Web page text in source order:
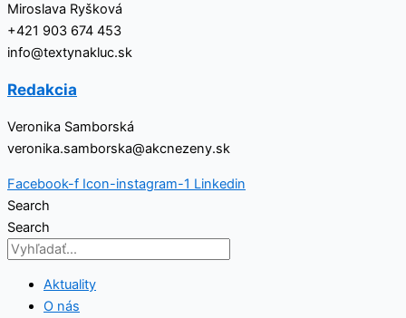
Miroslava Ryšková
+421 903 674 453
info@textynakluc.sk
Redakcia
Veronika Samborská
veronika.samborska@akcnezeny.sk
Facebook-f Icon-instagram-1 Linkedin
Search
Search
Aktuality
O nás